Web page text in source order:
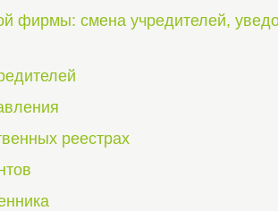
фирмы: смена учредителей,
реестрах